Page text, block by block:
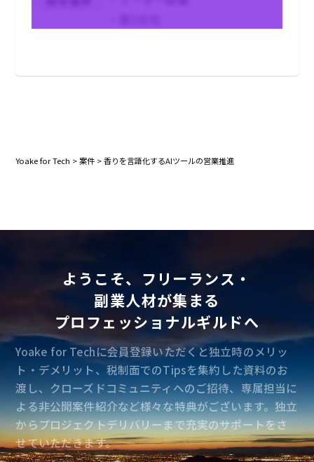
Yoake for Tech >案件 >香りを言語化するAIツールの営業推進
ようこそ、フリーランス・
副業人材が集まる
プロフェッショナルギルドへ
Yoake for Techに会員登録いただくと独立時のメリッ
ト・デメリット、税制面でのTipsを集約した資料のお
渡し、クローズドコミュニティへのご招待、専属担当に
よる非公開案件紹介など様々な特典がございます。独立
からプロジェクトデリバリーまで充実のサポートをさ
せていただきます。